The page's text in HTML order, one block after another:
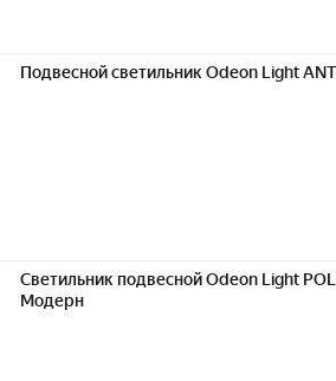
Подвесной светильник Odeon Light
Светильник подвесной Odeon Light
Модерн